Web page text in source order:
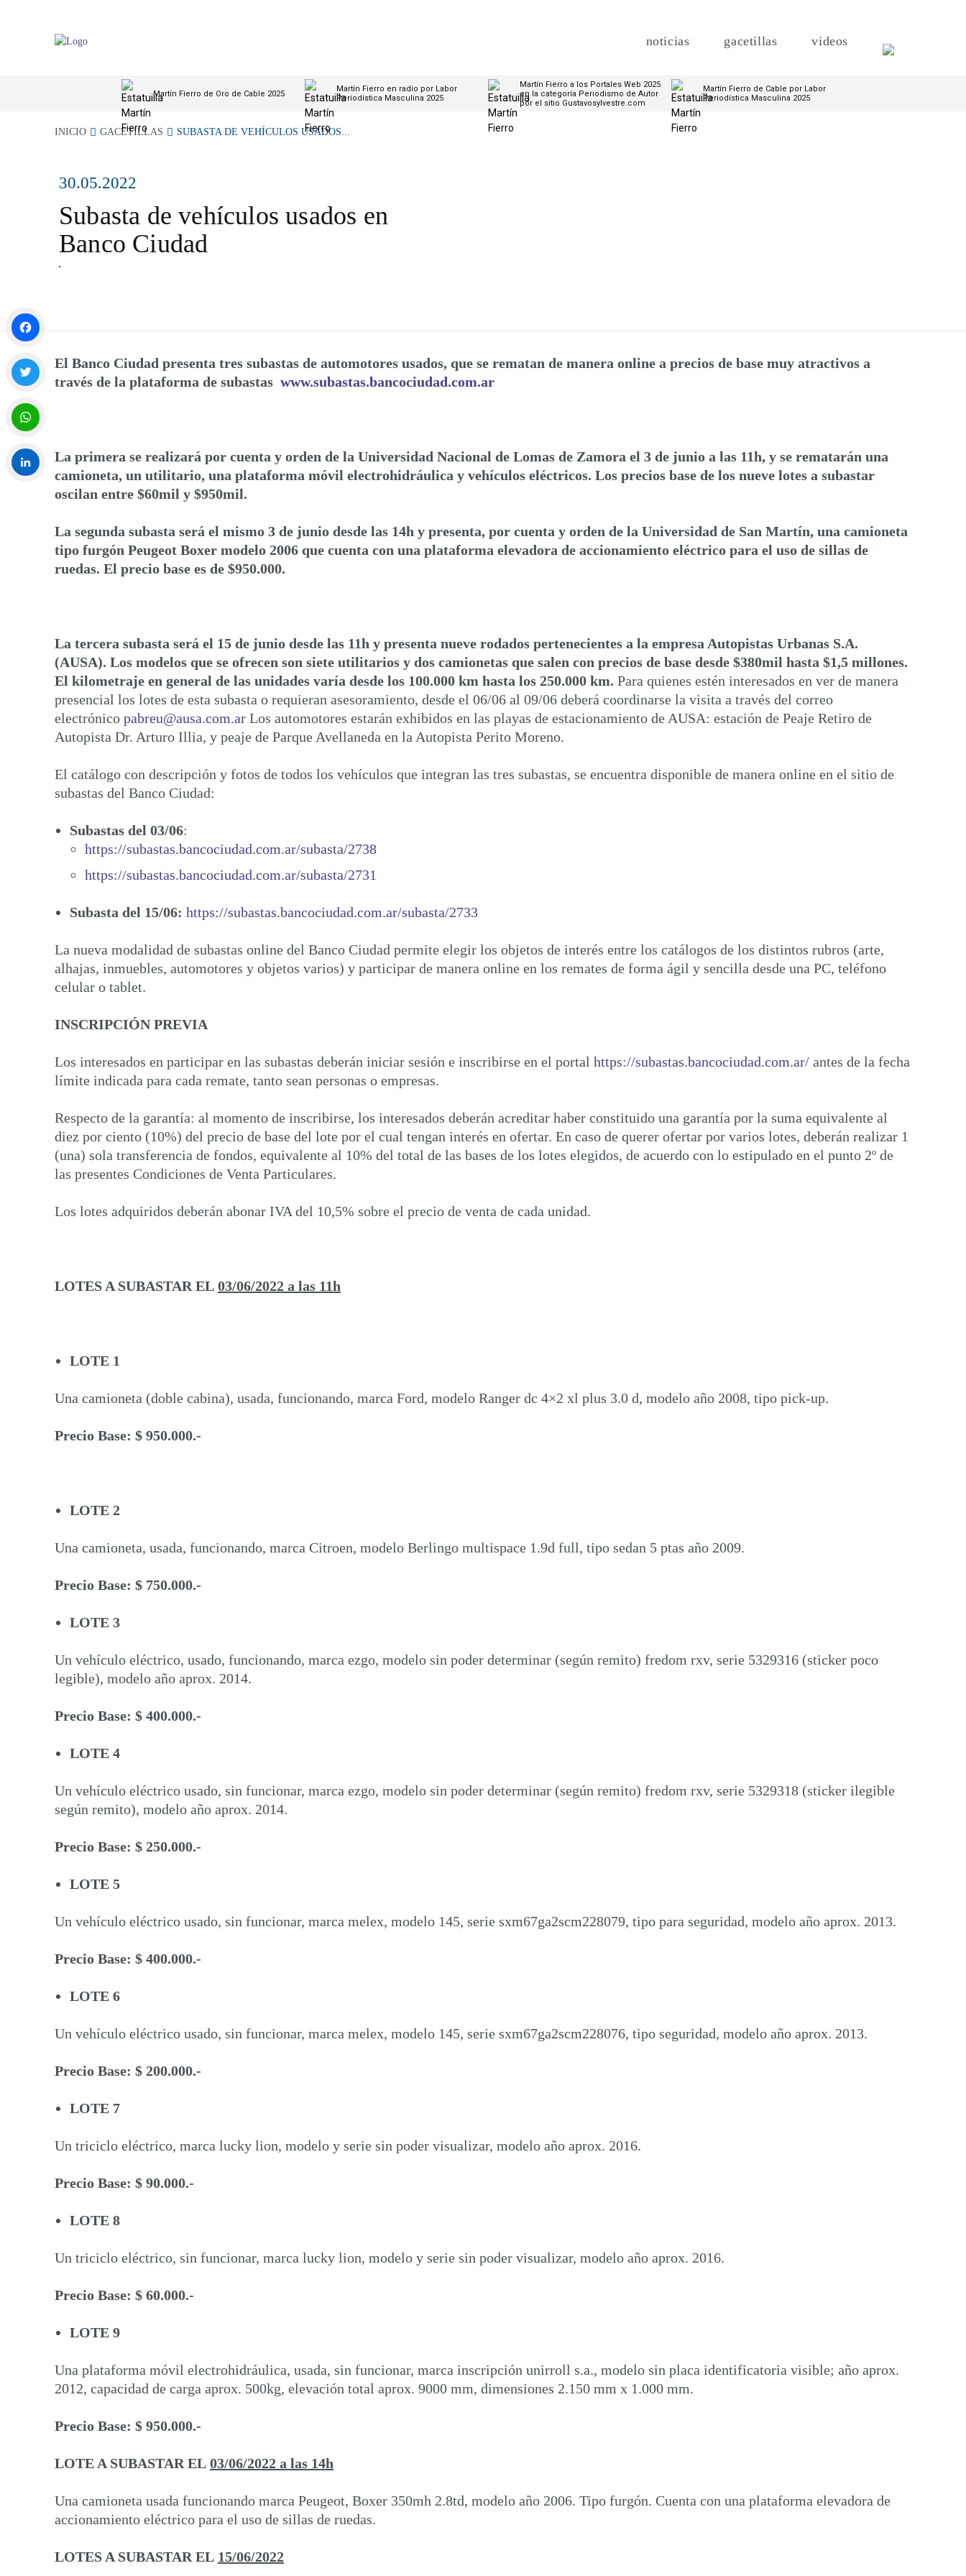
noticias gacetillas videos
Martín Fierro de Oro de Cable 2025
Martín Fierro en radio por Labor
Periodística Masculina 2025
Martín Fierro a los Portales Web 2025
en la categoría Periodismo de Autor
por el sitio Gustavosylvestre.com
Martín Fierro de Cable por Labor
Periodística Masculina 2025
INICIO GACETILLAS SUBASTA DE VEHÍCULOS USADOS...
30.05.2022
Subasta de vehículos usados en
Banco Ciudad
El Banco Ciudad presenta tres subastas de automotores usados, que se rematan de manera online a precios de base muy atractivos a
través de la plataforma de subastas www.subastas.bancociudad.com.ar
La primera se realizará por cuenta y orden de la Universidad Nacional de Lomas de Zamora el 3 de junio a las 11h, y se rematarán una
camioneta, un utilitario, una plataforma móvil electrohidráulica y vehículos eléctricos. Los precios base de los nueve lotes a subastar
oscilan entre $60mil y $950mil.
La segunda subasta será el mismo 3 de junio desde las 14h y presenta, por cuenta y orden de la Universidad de San Martín, una camioneta
tipo furgón Peugeot Boxer modelo 2006 que cuenta con una plataforma elevadora de accionamiento eléctrico para el uso de sillas de
ruedas. El precio base es de $950.000.
La tercera subasta será el 15 de junio desde las 11h y presenta nueve rodados pertenecientes a la empresa Autopistas Urbanas S.A.
(AUSA). Los modelos que se ofrecen son siete utilitarios y dos camionetas que salen con precios de base desde $380mil hasta $1,5 millones.
El kilometraje en general de las unidades varía desde los 100.000 km hasta los 250.000 km. Para quienes estén interesados en ver de manera
presencial los lotes de esta subasta o requieran asesoramiento, desde el 06/06 al 09/06 deberá coordinarse la visita a través del correo
electrónico pabreu@ausa.com.ar Los automotores estarán exhibidos en las playas de estacionamiento de AUSA: estación de Peaje Retiro de
Autopista Dr. Arturo Illia, y peaje de Parque Avellaneda en la Autopista Perito Moreno.
El catálogo con descripción y fotos de todos los vehículos que integran las tres subastas, se encuentra disponible de manera online en el sitio de
subastas del Banco Ciudad:
Subastas del 03/06:
https://subastas.bancociudad.com.ar/subasta/2738
https://subastas.bancociudad.com.ar/subasta/2731
Subasta del 15/06: https://subastas.bancociudad.com.ar/subasta/2733
La nueva modalidad de subastas online del Banco Ciudad permite elegir los objetos de interés entre los catálogos de los distintos rubros (arte,
alhajas, inmuebles, automotores y objetos varios) y participar de manera online en los remates de forma ágil y sencilla desde una PC, teléfono
celular o tablet.
INSCRIPCIÓN PREVIA
Los interesados en participar en las subastas deberán iniciar sesión e inscribirse en el portal https://subastas.bancociudad.com.ar/ antes de la fecha
límite indicada para cada remate, tanto sean personas o empresas.
Respecto de la garantía: al momento de inscribirse, los interesados deberán acreditar haber constituido una garantía por la suma equivalente al
diez por ciento (10%) del precio de base del lote por el cual tengan interés en ofertar. En caso de querer ofertar por varios lotes, deberán realizar 1
(una) sola transferencia de fondos, equivalente al 10% del total de las bases de los lotes elegidos, de acuerdo con lo estipulado en el punto 2º de
las presentes Condiciones de Venta Particulares.
Los lotes adquiridos deberán abonar IVA del 10,5% sobre el precio de venta de cada unidad.
LOTES A SUBASTAR EL 03/06/2022 a las 11h
LOTE 1
Una camioneta (doble cabina), usada, funcionando, marca Ford, modelo Ranger dc 4×2 xl plus 3.0 d, modelo año 2008, tipo pick-up.
Precio Base: $ 950.000.-
LOTE 2
Una camioneta, usada, funcionando, marca Citroen, modelo Berlingo multispace 1.9d full, tipo sedan 5 ptas año 2009.
Precio Base: $ 750.000.-
LOTE 3
Un vehículo eléctrico, usado, funcionando, marca ezgo, modelo sin poder determinar (según remito) fredom rxv, serie 5329316 (sticker poco
legible), modelo año aprox. 2014.
Precio Base: $ 400.000.-
LOTE 4
Un vehículo eléctrico usado, sin funcionar, marca ezgo, modelo sin poder determinar (según remito) fredom rxv, serie 5329318 (sticker ilegible
según remito), modelo año aprox. 2014.
Precio Base: $ 250.000.-
LOTE 5
Un vehículo eléctrico usado, sin funcionar, marca melex, modelo 145, serie sxm67ga2scm228079, tipo para seguridad, modelo año aprox. 2013.
Precio Base: $ 400.000.-
LOTE 6
Un vehículo eléctrico usado, sin funcionar, marca melex, modelo 145, serie sxm67ga2scm228076, tipo seguridad, modelo año aprox. 2013.
Precio Base: $ 200.000.-
LOTE 7
Un triciclo eléctrico, marca lucky lion, modelo y serie sin poder visualizar, modelo año aprox. 2016.
Precio Base: $ 90.000.-
LOTE 8
Un triciclo eléctrico, sin funcionar, marca lucky lion, modelo y serie sin poder visualizar, modelo año aprox. 2016.
Precio Base: $ 60.000.-
LOTE 9
Una plataforma móvil electrohidráulica, usada, sin funcionar, marca inscripción unirroll s.a., modelo sin placa identificatoria visible; año aprox.
2012, capacidad de carga aprox. 500kg, elevación total aprox. 9000 mm, dimensiones 2.150 mm x 1.000 mm.
Precio Base: $ 950.000.-
LOTE A SUBASTAR EL 03/06/2022 a las 14h
Una camioneta usada funcionando marca Peugeot, Boxer 350mh 2.8td, modelo año 2006. Tipo furgón. Cuenta con una plataforma elevadora de
accionamiento eléctrico para el uso de sillas de ruedas.
LOTES A SUBASTAR EL 15/06/2022
Facebook
Twitter
WhatsApp